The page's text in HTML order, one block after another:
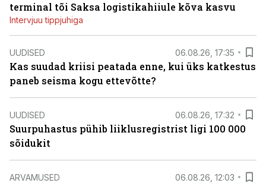
terminal tõi Saksa logistikahiiule kõva kasvu
Intervjuu tippjuhiga
UUDISED 06.08.26, 17:35
Kas suudad kriisi peatada enne, kui üks katkestus
paneb seisma kogu ettevõtte?
UUDISED 06.08.26, 17:32
Suurpuhastus pühib liiklusregistrist ligi 100 000
sõidukit
ARVAMUSED 06.08.26, 12:03